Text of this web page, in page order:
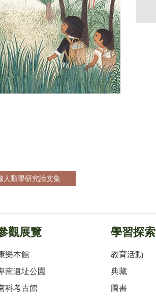
人類學研究論文集
觀展覽
樂本館
南遺址公園
科考古館
學習探索
教育活動
典藏
圖書